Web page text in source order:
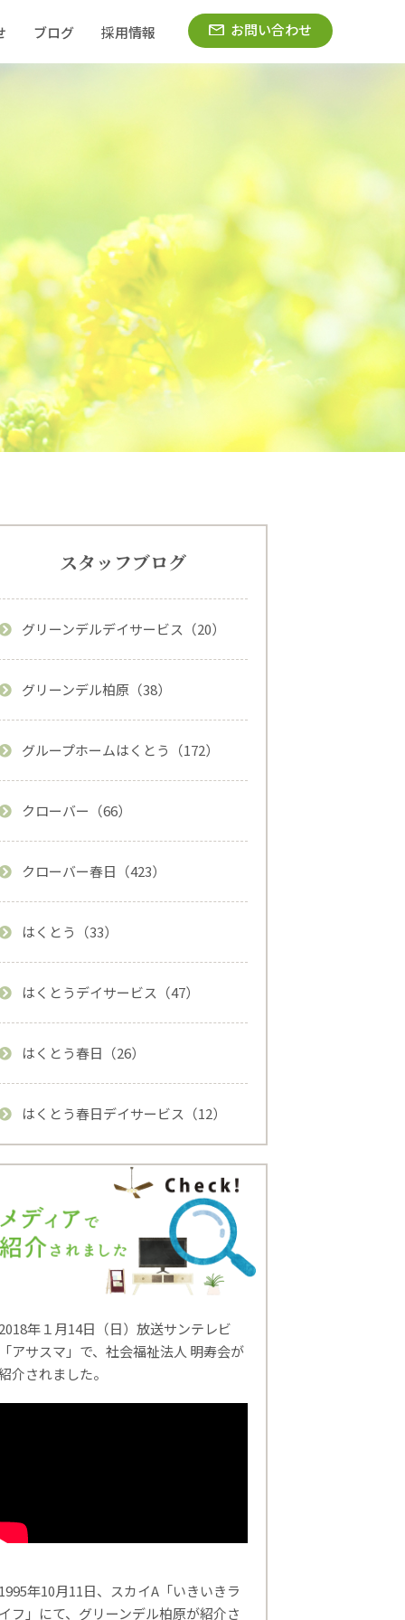
ブログ 採用情報 お問い合わせ
スタッフブログ
グリーンデルデイサービス（20）
グリーンデル柏原（38）
グループホームはくとう（172）
クローバー（66）
クローバー春日（423）
はくとう（33）
はくとうデイサービス（47）
はくとう春日（26）
はくとう春日デイサービス（12）
年１月14日（日）放送サンテレビ
アサスマ」で、社会福祉法人 明寿会が
介されました。
年10月11日、スカイA「いきいきラ
フ」にて、グリーンデル柏原が紹介さ